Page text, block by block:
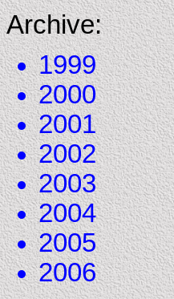
Archive:
1999
2000
2001
2002
2003
2004
2005
2006